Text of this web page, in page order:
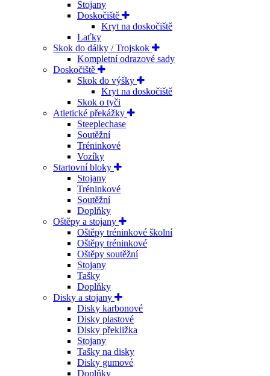
Stojany
Doskočiště
Kryt na doskočiště
Laťky
Skok do dálky / Trojskok
Kompletní odrazové sady
Doskočiště
Skok do výšky
Kryt na doskočiště
Skok o tyči
Atletické překážky
Steeplechase
Soutěžní
Tréninkové
Vozíky
Startovní bloky
Stojany
Tréninkové
Soutěžní
Doplňky
Oštěpy a stojany
Oštěpy tréninkové školní
Oštěpy tréninkové
Oštěpy soutěžní
Stojany
Tašky
Doplňky
Disky a stojany
Disky karbonové
Disky plastové
Disky překližka
Stojany
Tašky na disky
Disky gumové
Doplňky